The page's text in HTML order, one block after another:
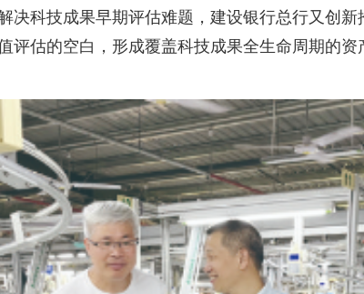
决科技成果早期评估难题，建设银行总行又创
评估的空白，形成覆盖科技成果全生命周期的